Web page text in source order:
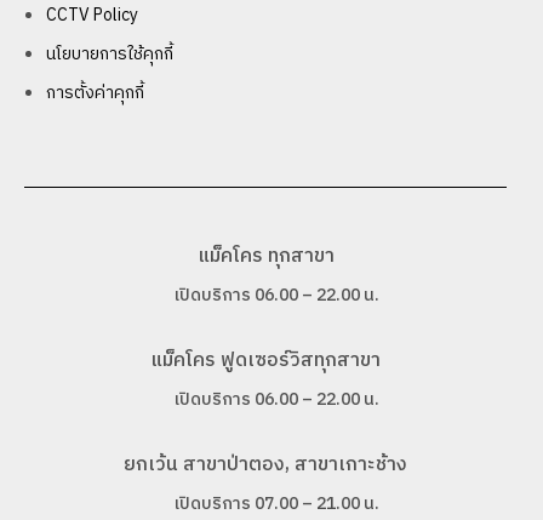
CCTV Policy
นโยบายการใช้คุกกี้
การตั้งค่าคุกกี้
แม็คโคร ทุกสาขา
เปิดบริการ 06.00 – 22.00 น.
แม็คโคร ฟูดเซอร์วิสทุกสาขา
เปิดบริการ 06.00 – 22.00 น.
ยกเว้น สาขาป่าตอง, สาขาเกาะช้าง
เปิดบริการ 07.00 – 21.00 น.